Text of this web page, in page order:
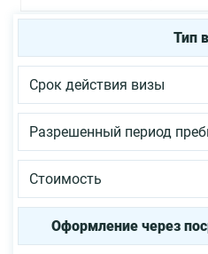
Тип
Срок действия визы
Разрешенный период
Стоимость
Оформление через